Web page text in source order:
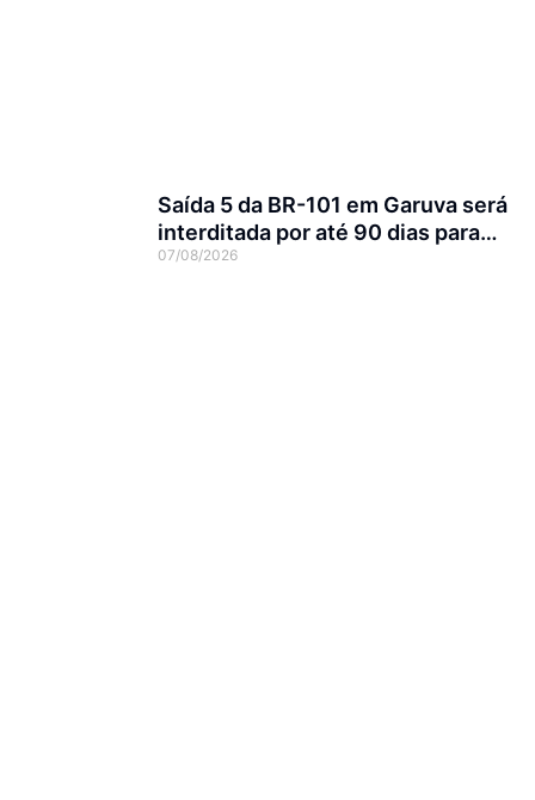
Saída 5 da BR-101 em Garuva será
interditada por até 90 dias para
obras
07/08/2026